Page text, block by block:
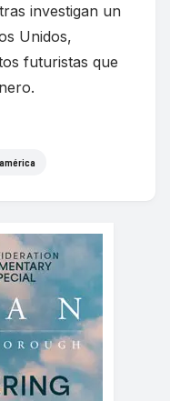
investigan un
Unidos,
futuristas que